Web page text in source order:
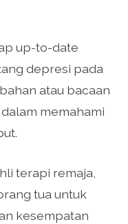
up-to-date
depresi pada
atau bacaan
memahami
terapi remaja,
tua untuk
kesempatan